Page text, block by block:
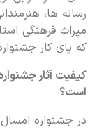
رسانه ها،
میراث فرهنگی
که پای کار
کیفیت آثار
است؟